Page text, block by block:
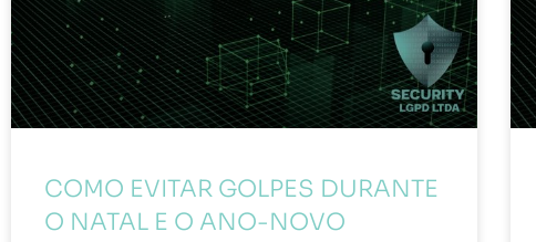
COMO EVITAR GOLPES DURANTE
O NATAL E O ANO-NOVO